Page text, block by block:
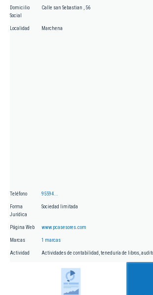
Domicilio
Social
Calle san Sebastian , 56
Localidad Marchena
Teléfono 95594...
Forma
Jurídica
Sociedad limitada
Página Web www.pcasesores.com
Marcas 1 marcas
Actividad Actividades de contabilidad, teneduría de libros,